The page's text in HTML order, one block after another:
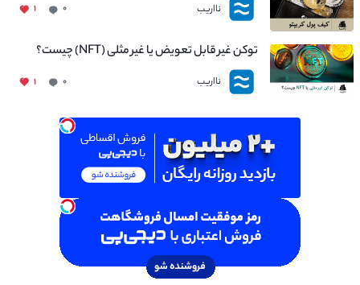
نااریب ۰ ۱
توکن غیر قابل تعویض یا غیر مثلی (NFT) چیست؟
نااریب ۰ ۱